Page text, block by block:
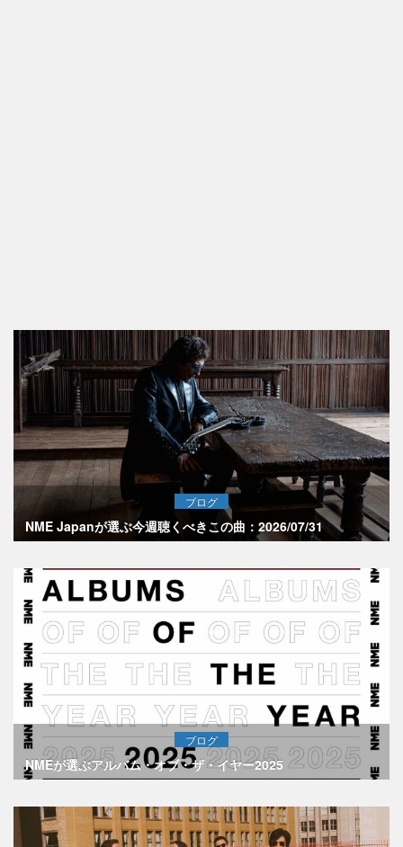
ブログ
NME Japanが選ぶ今週聴くべきこの曲：2026/07/31
ブログ
NMEが選ぶアルバム・オブ・ザ・イヤー2025